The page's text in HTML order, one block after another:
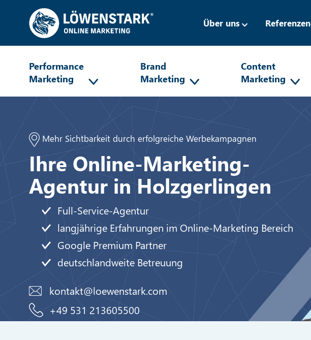
Über uns Referenzen
Performance
Marketing
Brand
Marketing
Content
Marketing
Mehr Sichtbarkeit durch erfolgreiche Werbekampagnen
Ihre Online-Marketing-
Agentur in Holzgerlingen
Full-Service-Agentur
langjährige Erfahrungen im Online-Marketing Bereich
Google Premium Partner
deutschlandweite Betreuung
kontakt@loewenstark.com
+49 531 213605500